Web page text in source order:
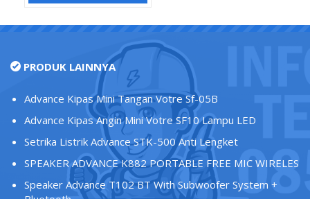
PRODUK LAINNYA
Advance Kipas Mini Tangan Votre Sf-05B
Advance Kipas Angin Mini Votre SF10 Lampu LED
Setrika Listrik Advance STK-500 Anti Lengket
SPEAKER ADVANCE K882 PORTABLE FREE MIC WIRELES
Speaker Advance T102 BT With Subwoofer System +